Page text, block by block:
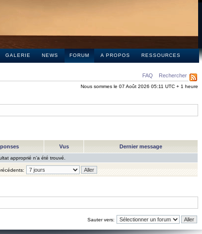
GALERIE NEWS FORUM A PROPOS RESSOURCES
FAQ Rechercher
Nous sommes le 07 Août 2026 05:11 UTC + 1 heure
Vus Dernier message
approprié n’a été trouvé.
Sauter vers: